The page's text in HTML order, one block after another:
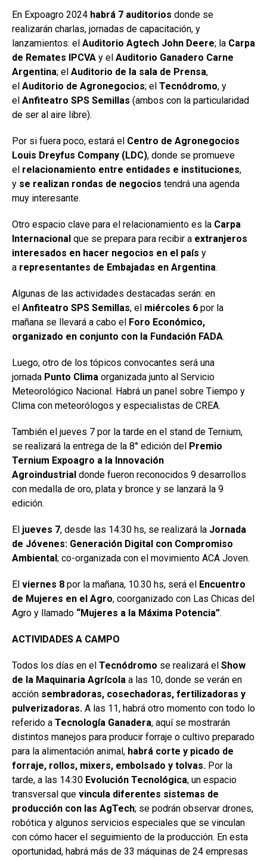
En Expoagro 2024 habrá 7 auditorios donde se
realizarán charlas, jornadas de capacitación, y
lanzamientos: el Auditorio Agtech John Deere; la Carpa
de Remates IPCVA y el Auditorio Ganadero Carne
Argentina; el Auditorio de la sala de Prensa,
el Auditorio de Agronegocios; el Tecnódromo, y
el Anfiteatro SPS Semillas (ambos con la particularidad
de ser al aire libre).
Por si fuera poco, estará el Centro de Agronegocios
Louis Dreyfus Company (LDC), donde se promueve
el relacionamiento entre entidades e instituciones,
y se realizan rondas de negocios tendrá una agenda
muy interesante.
Otro espacio clave para el relacionamiento es la Carpa
Internacional que se prepara para recibir a extranjeros
interesados en hacer negocios en el país y
a representantes de Embajadas en Argentina.
Algunas de las actividades destacadas serán: en
el Anfiteatro SPS Semillas, el miércoles 6 por la
mañana se llevará a cabo el Foro Económico,
organizado en conjunto con la Fundación FADA.
Luego, otro de los tópicos convocantes será una
jornada Punto Clima organizada junto al Servicio
Meteorológico Nacional. Habrá un panel sobre Tiempo y
Clima con meteorólogos y especialistas de CREA.
También el jueves 7 por la tarde en el stand de Ternium,
se realizará la entrega de la 8° edición del Premio
Ternium Expoagro a la Innovación
Agroindustrial donde fueron reconocidos 9 desarrollos
con medalla de oro, plata y bronce y se lanzará la 9
edición.
El jueves 7, desde las 14:30 hs, se realizará la Jornada
de Jóvenes: Generación Digital con Compromiso
Ambiental ; co-organizada con el movimiento ACA Joven.
El viernes 8 por la mañana, 10.30 hs, será el Encuentro
de Mujeres en el Agro, coorganizado con Las Chicas del
Agro y llamado “Mujeres a la Máxima Potencia”.
ACTIVIDADES A CAMPO
Todos los días en el Tecnódromo se realizará el Show
de la Maquinaria Agrícola a las 10, donde se verán en
acción sembradoras, cosechadoras, fertilizadoras y
pulverizadoras. A las 11, habrá otro momento con todo lo
referido a Tecnología Ganadera, aquí se mostrarán
distintos manejos para producir forraje o cultivo preparado
para la alimentación animal, habrá corte y picado de
forraje, rollos, mixers, embolsado y tolvas. Por la
tarde, a las 14:30 Evolución Tecnológica, un espacio
transversal que vincula diferentes sistemas de
producción con las AgTech; se podrán observar drones,
robótica y algunos servicios especiales que se vinculan
con cómo hacer el seguimiento de la producción. En esta
oportunidad, habrá más de 33 máquinas de 24 empresas